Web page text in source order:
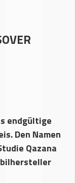
endgültige
Den Namen
Qazana